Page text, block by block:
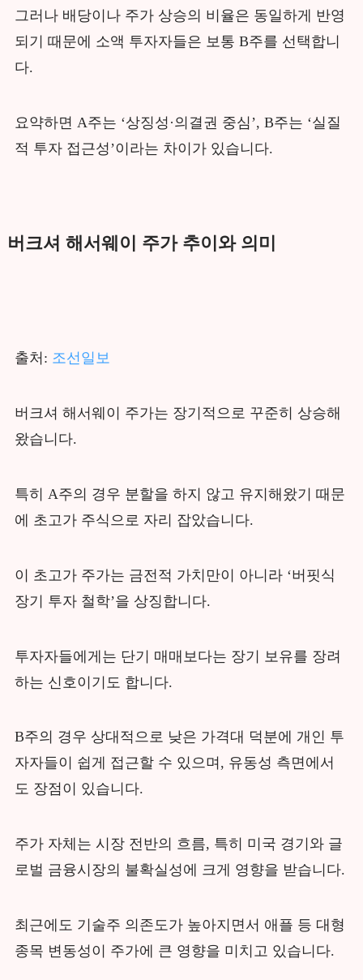
그러나 배당이나 주가 상승의 비율은 동일하게 반영
되기 때문에 소액 투자자들은 보통 B주를 선택합니
다.
요약하면 A주는 ‘상징성·의결권 중심’, B주는 ‘실질
적 투자 접근성’이라는 차이가 있습니다.
버크셔 해서웨이 주가 추이와 의미
출처: 조선일보
버크셔 해서웨이 주가는 장기적으로 꾸준히 상승해
왔습니다.
특히 A주의 경우 분할을 하지 않고 유지해왔기 때문
에 초고가 주식으로 자리 잡았습니다.
이 초고가 주가는 금전적 가치만이 아니라 ‘버핏식
장기 투자 철학’을 상징합니다.
투자자들에게는 단기 매매보다는 장기 보유를 장려
하는 신호이기도 합니다.
B주의 경우 상대적으로 낮은 가격대 덕분에 개인 투
자자들이 쉽게 접근할 수 있으며, 유동성 측면에서
도 장점이 있습니다.
주가 자체는 시장 전반의 흐름, 특히 미국 경기와 글
로벌 금융시장의 불확실성에 크게 영향을 받습니다.
최근에도 기술주 의존도가 높아지면서 애플 등 대형
종목 변동성이 주가에 큰 영향을 미치고 있습니다.